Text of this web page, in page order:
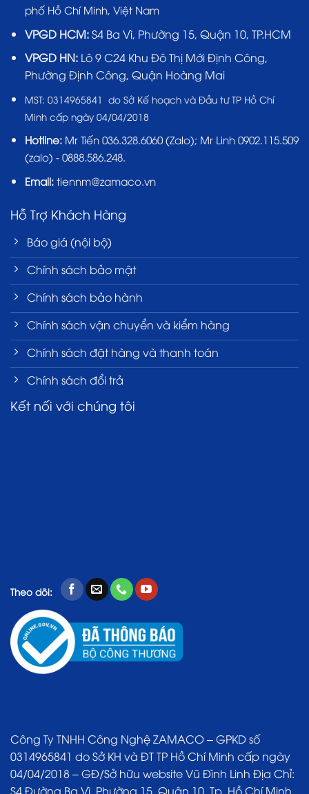
phố Hồ Chí Minh, Việt Nam
VPGD HCM:S4 Ba Vì, Phường 15, Quận 10, TP.HCM
VPGD HN:Lô 9 C24 Khu Đô Thị Mới Định Công,
Phường Định Công, Quận Hoàng Mai
MST: 0314965841 do Sở Kế hoạch và Đầu tư TP Hồ Chí
Minh cấp ngày 04/04/2018
Hotline: Mr Tiến 036.328.6060(Zalo); Mr Linh 0902.115.509
(zalo) - 0888.586.248.
Email:tiennm@zamaco.vn
Hỗ Trợ Khách Hàng
Báo giá (nội bộ)
Chính sách bảo mật
Chính sách bảo hành
Chính sách vận chuyển và kiểm hàng
Chính sách đặt hàng và thanh toán
Chính sách đổi trả
Kết nối với chúng tôi
Theo dõi:
Công Ty TNHH Công Nghệ ZAMACO – GPKD số
0314965841 do Sở KH và ĐT TP Hồ Chí Minh cấp ngày
04/04/2018 – GĐ/Sở hữu website Vũ Đình Linh Địa Chỉ:
S4 Đường Ba Vì, Phường 15, Quận 10, Tp. Hồ Chí Minh.